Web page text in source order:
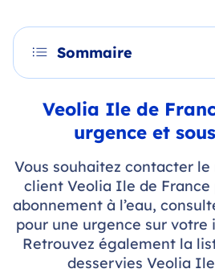
Sommaire
Veolia Ile de
urgence et
Vous souhaitez contacter
client Veolia Ile de France
abonnement à l’eau,
pour une urgence sur votre
Retrouvez également la
desservies Veolia